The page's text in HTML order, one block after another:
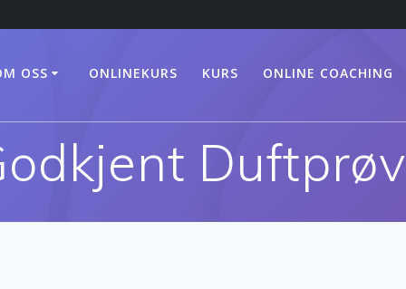
OSS ONLINEKURS KURS ONLINE COACHING